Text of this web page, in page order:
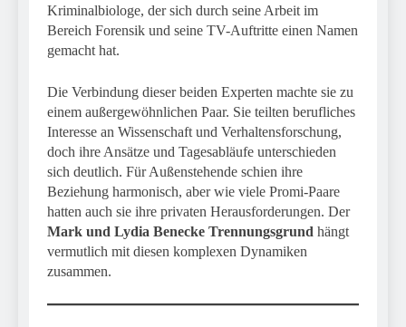
Kriminalbiologe, der sich durch seine Arbeit im
Bereich Forensik und seine TV-Auftritte einen Namen
gemacht hat.
Die Verbindung dieser beiden Experten machte sie zu
einem außergewöhnlichen Paar. Sie teilten berufliches
Interesse an Wissenschaft und Verhaltensforschung,
doch ihre Ansätze und Tagesabläufe unterschieden
sich deutlich. Für Außenstehende schien ihre
Beziehung harmonisch, aber wie viele Promi-Paare
hatten auch sie ihre privaten Herausforderungen. Der
Mark und Lydia Benecke Trennungsgrund hängt
vermutlich mit diesen komplexen Dynamiken
zusammen.